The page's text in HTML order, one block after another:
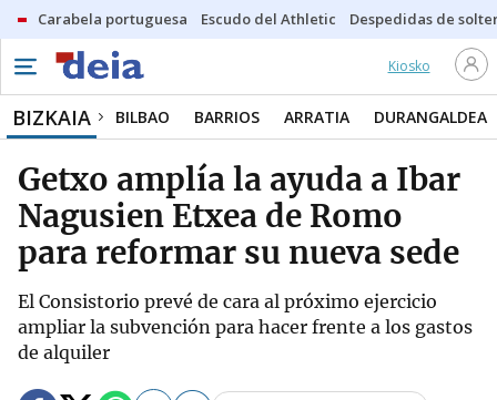
Carabela portuguesa Escudo del Athletic Despedidas de
Kiosko
BIZKAIA BILBAO BARRIOS ARRATIA DURANGALDEA
Getxo amplía la ayuda a Ibar
Nagusien Etxea de Romo
para reformar su nueva sede
El Consistorio prevé de cara al próximo ejercicio
ampliar la subvención para hacer frente a los gastos
de alquiler